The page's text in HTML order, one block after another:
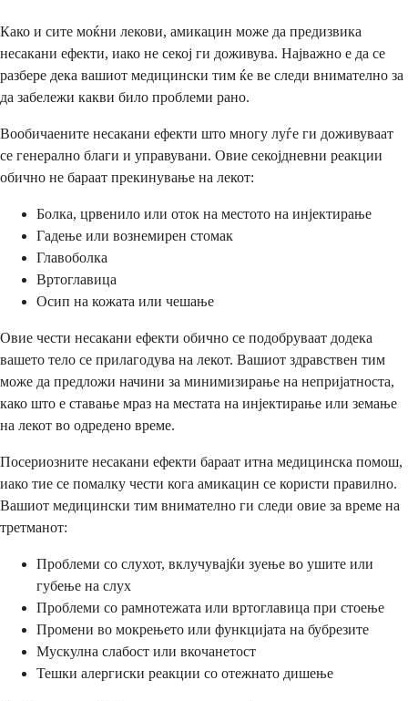
Како и сите моќни лекови, амикацин може да предизвика
несакани ефекти, иако не секој ги доживува. Најважно е да се
разбере дека вашиот медицински тим ќе ве следи внимателно за
да забележи какви било проблеми рано.
Вообичаените несакани ефекти што многу луѓе ги доживуваат
се генерално благи и управувани. Овие секојдневни реакции
обично не бараат прекинување на лекот:
Болка, црвенило или оток на местото на инјектирање
Гадење или вознемирен стомак
Главоболка
Вртоглавица
Осип на кожата или чешање
Овие чести несакани ефекти обично се подобруваат додека
вашето тело се прилагодува на лекот. Вашиот здравствен тим
може да предложи начини за минимизирање на непријатноста,
како што е ставање мраз на местата на инјектирање или земање
на лекот во одредено време.
Посериозните несакани ефекти бараат итна медицинска помош,
иако тие се помалку чести кога амикацин се користи правилно.
Вашиот медицински тим внимателно ги следи овие за време на
третманот:
Проблеми со слухот, вклучувајќи зуење во ушите или
губење на слух
Проблеми со рамнотежата или вртоглавица при стоење
Промени во мокрењето или функцијата на бубрезите
Мускулна слабост или вкочанетост
Тешки алергиски реакции со отежнато дишење